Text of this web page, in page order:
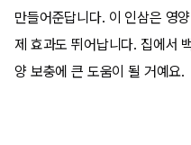
만들어준답니다. 이 인삼은 영
제 효과도 뛰어납니다. 집에서
양 보충에 큰 도움이 될 거예요.